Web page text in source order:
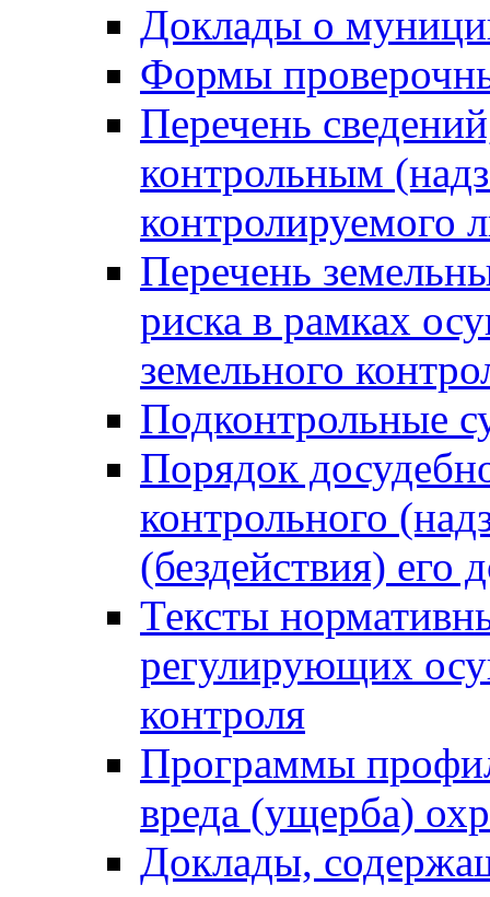
Доклады о
Формы
Перечень
контрольным
контролируемого
Перечень
риска в рамках
земельного
Подконтрольные
Порядок
контрольного
(бездействия)
Тексты
регулирующих
контроля
Программы
вреда (ущерба)
Доклады,